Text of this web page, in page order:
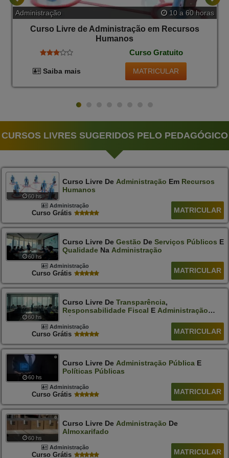
Administração 10 a 60 horas
Curso Livre de Administração em Recursos
Humanos
Curso Gratuito
Saiba mais MATRICULAR
CURSOS LIVRES SUGERIDOS PELO PEDAGÓGICO
60 hs
Curso Livre De Administração Em Recursos
Humanos
Administração
Curso Grátis MATRICULAR
60 hs
Curso Livre De Gestão De Serviços Públicos E
QualidadeNa Administração
Administração
Curso Grátis MATRICULAR
60 hs
Curso Livre De Transparência,
Responsabilidade Fiscal E Administração
Pública
Administração
Curso Grátis MATRICULAR
60 hs
Curso Livre De Administração PúblicaE
Políticas Públicas
Administração
Curso Grátis MATRICULAR
60 hs
Curso Livre De Administração De
Almoxarifado
Administração
Curso Grátis MATRICULAR